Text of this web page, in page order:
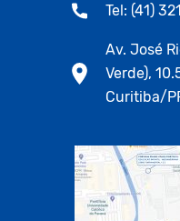
Tel: (41)
Av. José
Verde),
Curitiba/